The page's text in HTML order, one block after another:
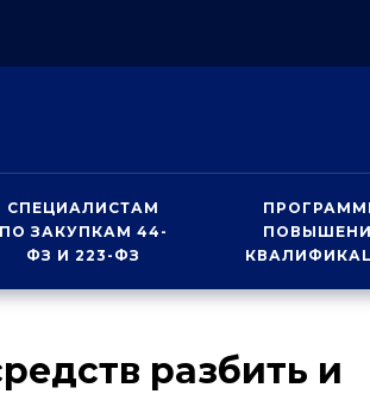
СПЕЦИАЛИСТАМ
ПО ЗАКУПКАМ 44-
ФЗ И 223-ФЗ
разбить и